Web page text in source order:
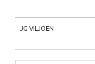
JG VILJOEN